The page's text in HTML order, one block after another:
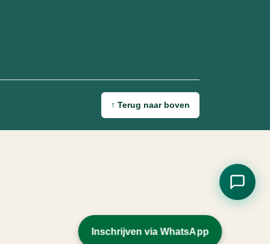
↑ Terug naar boven
Inschrijven via WhatsApp